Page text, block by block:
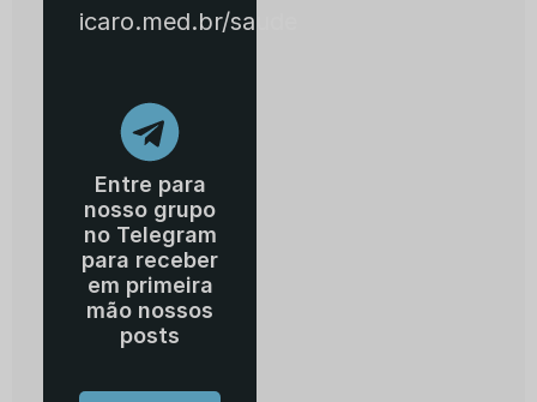
icaro.med.br/saude
Entre para
nosso grupo
no Telegram
para receber
em primeira
mão nossos
posts